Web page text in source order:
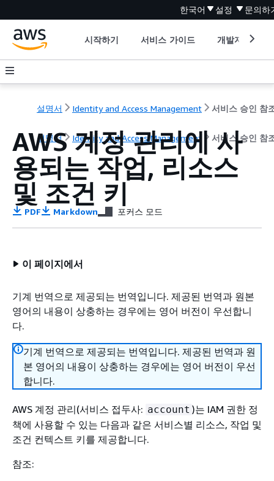
한국어 설정 문의하
시작하기 서비스 가이드 개발자 도구
설명서 Identity and Access Management 서비스 승인 참
설명서 Identity and Access Management 서비스 승인 참
AWS 계정 관리에 사
용되는 작업, 리소스
및 조건 키
PDF Markdown 포커스 모드
이 페이지에서
기계 번역으로 제공되는 번역입니다. 제공된 번역과 원본
영어의 내용이 상충하는 경우에는 영어 버전이 우선합니
다.
기계 번역으로 제공되는 번역입니다. 제공된 번역과 원
본 영어의 내용이 상충하는 경우에는 영어 버전이 우선
합니다.
AWS 계정 관리(서비스 접두사: account )는 IAM 권한 정
책에 사용할 수 있는 다음과 같은 서비스별 리소스, 작업 및
조건 컨텍스트 키를 제공합니다.
참조: